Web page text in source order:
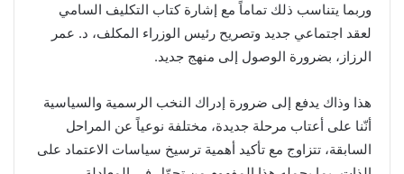
وربما يتناسب ذلك تماماً مع إشارة كتاب التكليف السامي
لعقد اجتماعي جديد وتصريح رئيس الوزراء المكلف، د. عمر
الرزاز، بضرورة الوصول إلى منهج جديد.
هذا وذاك يدفع إلى ضرورة إدراك النخب الرسمية والسياسية
أنّنا على أعتاب مرحلة جديدة، مختلفة نوعياً عن المراحل
السابقة، تتزاوج مع تأكيد أهمية ترسيخ سياسات الاعتماد على